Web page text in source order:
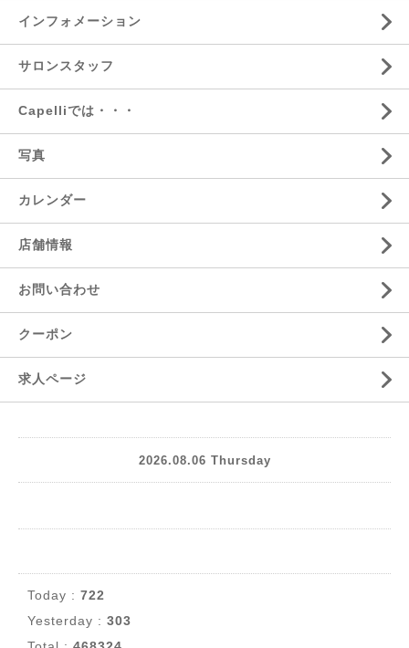
インフォメーション
サロンスタッフ
Capelliでは・・・
写真
カレンダー
店舗情報
お問い合わせ
クーポン
求人ページ
2026.08.06 Thursday
Today : 722
Yesterday : 303